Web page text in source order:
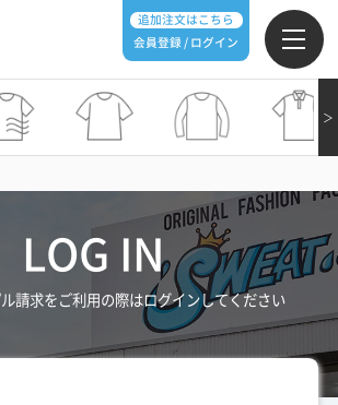
追加注文はこちら
会員登録 / ログイン
＞
LOG IN
請求をご利用の際はログインしてください